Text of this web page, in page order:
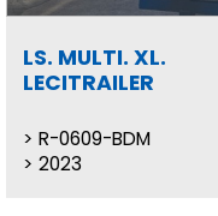
LS. MULTI. XL.
LECITRAILER
R-0609-BDM
2023